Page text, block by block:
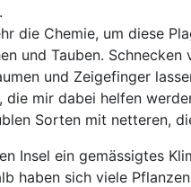
die Chemie, um diese
und Tauben.
und Zeigefinger
die mir dabei helfen
Sorten mit netteren,
Insel ein gemässigtes
haben sich viele